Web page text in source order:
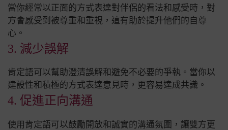
當你經常以正面的方式表達對伴侶的看法和感受時，對
方會感受到被尊重和重視，這有助於提升他們的自尊
心。
3. 減少誤解
肯定語可以幫助澄清誤解和避免不必要的爭執。當你以
建設性和積極的方式表達意見時，更容易達成共識。
4. 促進正向溝通
使用肯定語可以鼓勵開放和誠實的溝通氛圍，讓雙方更